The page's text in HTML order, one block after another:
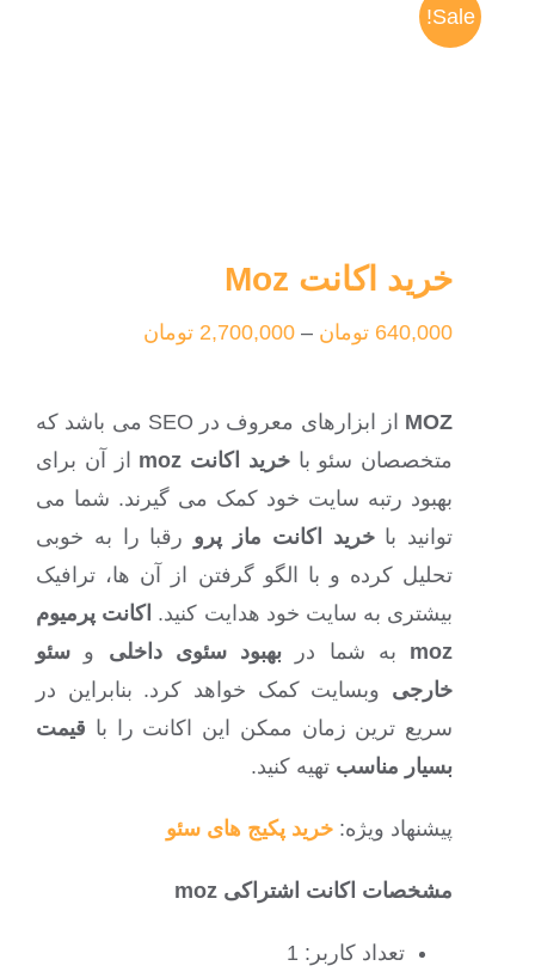
Sale!
خرید اکانت Moz
640,000 تومان –
2,700,000 تومان
MOZ
از ابزارهای معروف در SEO می باشد که
متخصصان سئو باخرید اکانت moz
از آن برای
بهبود رتبه سایت خود کمک می گیرند. شما می
توانید باخرید اکانت ماز پرو رقبا را به خوبی
تحلیل کرده و با الگو گرفتن از آن ها، ترافیک
بیشتری به سایت خود هدایت کنید. اکانت پرمیوم
moz به شما در بهبود سئوی داخلی و سئو
خارجی وبسایت کمک خواهد کرد. بنابراین در
سریع ترین زمان ممکن این اکانت را با قیمت
بسیار مناسب تهیه کنید.
پیشنهاد ویژه: خرید پکیج های سئو
مشخصات اکانت اشتراکی moz
تعداد کاربر: 1